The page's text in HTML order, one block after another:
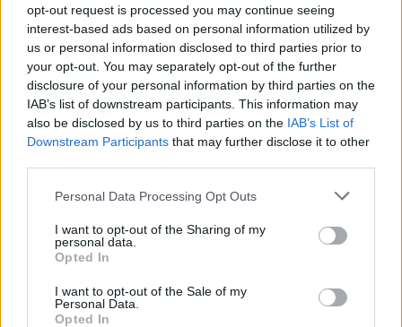
opt-out request is processed you may continue seeing
interest-based ads based on personal information utilized by
us or personal information disclosed to third parties prior to
your opt-out. You may separately opt-out of the further
disclosure of your personal information by third parties on the
IAB’s list of downstream participants. This information may
also be disclosed by us to third parties on the IAB’s List of
Downstream Participants that may further disclose it to other
Personal Data Processing Opt Outs
I want to opt-out of the Sharing of my
personal data.
Opted In
I want to opt-out of the Sale of my
Personal Data.
Opted In
правото и науката.
Репатријацијата, се вели во соопштението, е
дел од пошироката визија на Турција за
зачувување и одржливо управување со
своето богато културно наследство.
„Како дел од проектот „Наследство за
иднината“, кој ги проширува ископувањата
низ целата земја и во текот на сите сезони,
земјата одржува ископувања и
реставраторски работи на многу антички
локалитети и има за цел да го зголеми бројот
на монументални археолошки дела на 800 до
2026 година“, се вели во соопштението.
© Vecer.mk, правата за текстот се на редакцијата